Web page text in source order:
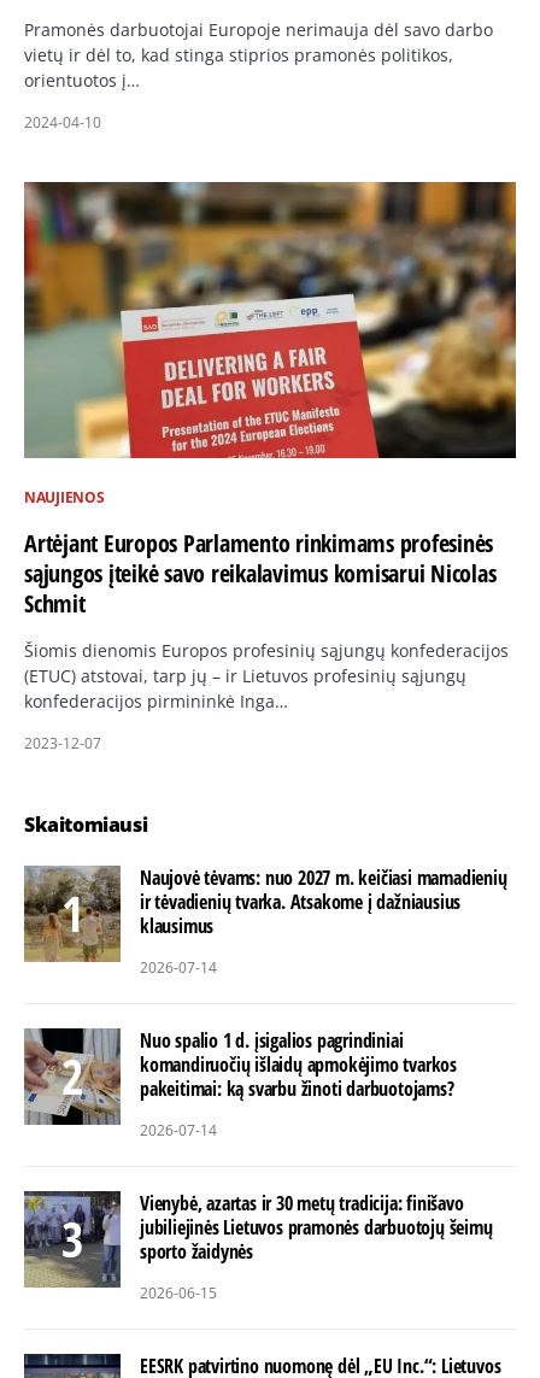
Pramonės darbuotojai Europoje nerimauja dėl savo darbo
vietų ir dėl to, kad stinga stiprios pramonės politikos,
orientuotos į…
2024-04-10
NAUJIENOS
Artėjant Europos Parlamento rinkimams profesinės
sąjungos įteikė savo reikalavimus komisarui Nicolas
Schmit
Šiomis dienomis Europos profesinių sąjungų konfederacijos
(ETUC) atstovai, tarp jų – ir Lietuvos profesinių sąjungų
konfederacijos pirmininkė Inga…
2023-12-07
Skaitomiausi
Naujovė tėvams: nuo 2027 m. keičiasi mamadienių
ir tėvadienių tvarka. Atsakome į dažniausius
klausimus
2026-07-14
Nuo spalio 1 d. įsigalios pagrindiniai
komandiruočių išlaidų apmokėjimo tvarkos
pakeitimai: ką svarbu žinoti darbuotojams?
2026-07-14
Vienybė, azartas ir 30 metų tradicija: finišavo
jubiliejinės Lietuvos pramonės darbuotojų šeimų
sporto žaidynės
2026-06-15
EESRK patvirtino nuomonę dėl „EU Inc.“: Lietuvos